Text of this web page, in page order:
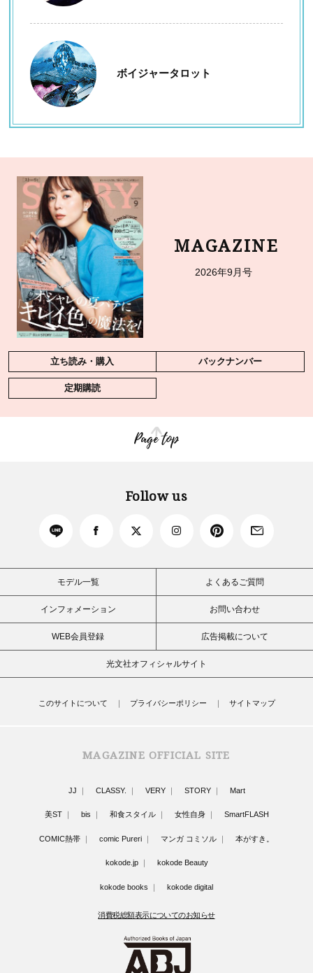
ボイジャータロット
MAGAZINE
2026年9月号
立ち読み・購入 バックナンバー
定期購読
Page top
Follow us
モデル一覧 よくあるご質問
インフォメーション お問い合わせ
WEB会員登録 広告掲載について
光文社オフィシャルサイト
このサイトについて プライバシーポリシー サイトマップ
MAGAZINE OFFICIAL SITE
JJ CLASSY. VERY STORY Mart
美ST bis 和食スタイル 女性自身 SmartFLASH
COMIC熱帯 comic Pureri マンガ コミソル 本がすき。
kokode.jp kokode Beauty
kokode books kokode digital
消費税総額表示についてのお知らせ